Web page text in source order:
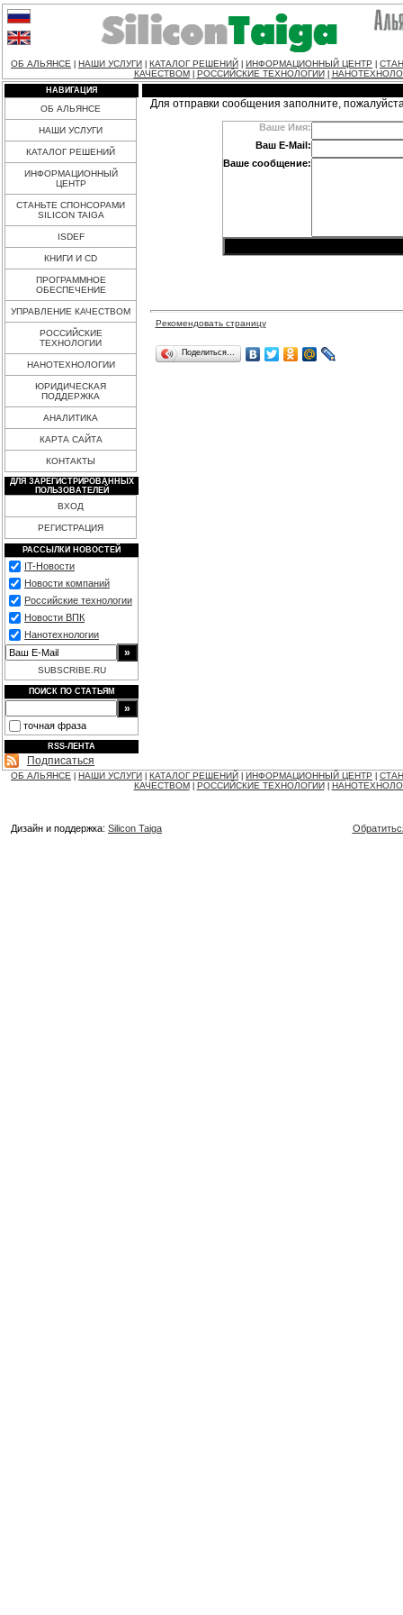
ОБ АЛЬЯНСЕ НАШИ УСЛУГИ КАТАЛОГ РЕШЕНИЙ ИНФОРМАЦИОННЫЙ ЦЕНТР
КАЧЕСТВОМ
РОССИЙСКИЕ ТЕХНОЛОГИИ
НАВИГАЦИЯ
ОБ АЛЬЯНСЕ
НАШИ УСЛУГИ
КАТАЛОГ РЕШЕНИЙ
ИНФОРМАЦИОННЫЙ
ЦЕНТР
СТАНЬТЕ СПОНСОРАМИ
SILICON TAIGA
ISDEF
КНИГИ И CD
ПРОГРАММНОЕ
ОБЕСПЕЧЕНИЕ
УПРАВЛЕНИЕ КАЧЕСТВОМ
РОССИЙСКИЕ
ТЕХНОЛОГИИ
НАНОТЕХНОЛОГИИ
ЮРИДИЧЕСКАЯ
ПОДДЕРЖКА
АНАЛИТИКА
КАРТА САЙТА
КОНТАКТЫ
ДЛЯ ЗАРЕГИСТРИРОВАННЫХ
ПОЛЬЗОВАТЕЛЕЙ
ВХОД
РЕГИСТРАЦИЯ
РАССЫЛКИ НОВОСТЕЙ
IT-Новости
Новости компаний
Российские технологии
Новости ВПК
Нанотехнологии
SUBSCRIBE.RU
ПОИСК ПО СТАТЬЯМ
точная фраза
RSS-ЛЕНТА
Подписаться
Для отправки сообщения заполните,
Ваше Имя:
Ваш E-Mail:
Ваше сообщение:
Рекомендовать страницу
Поделиться…
ОБ АЛЬЯНСЕ НАШИ УСЛУГИ КАТАЛОГ РЕШЕНИЙ ИНФОРМАЦИОННЫЙ ЦЕНТР
КАЧЕСТВОМ
РОССИЙСКИЕ ТЕХНОЛОГИИ
Дизайн и поддержка: Silicon Taiga